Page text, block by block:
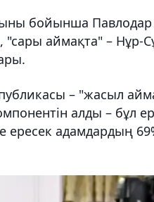
бойынша Павлодар
аймақта" – Нұр-
– "жасыл
алды – бұл
адамдардың